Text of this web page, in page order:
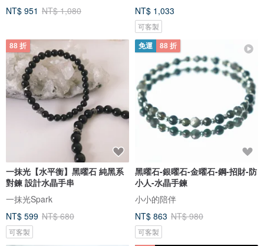
NT$ 951 NT$ 1,080
NT$ 1,033
可客製
88 折
一抹光【水平衡】黑曜石 純黑系
對鍊 設計水晶手串
一抹光Spark
NT$ 599 NT$ 680
可客製
免運 88 折
黑曜石-銀曜石-金曜石-鋼-招財-防
小人-水晶手鍊
小小的陪伴
NT$ 863 NT$ 980
可客製